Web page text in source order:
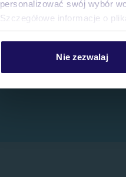
personalizować swój wybór
Szczegółowe informacje o
Nie zezwalaj